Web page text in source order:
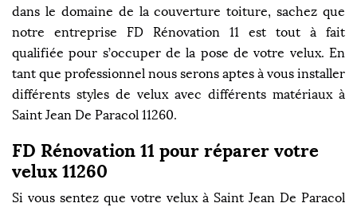
dans le domaine de la couverture toiture, sachez que
notre entreprise FD Rénovation 11 est tout à fait
qualifiée pour s’occuper de la pose de votre velux. En
tant que professionnel nous serons aptes à vous installer
différents styles de velux avec différents matériaux à
Saint Jean De Paracol 11260.
FD Rénovation 11 pour réparer votre
velux 11260
Si vous sentez que votre velux à Saint Jean De Paracol